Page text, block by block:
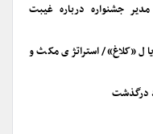
۲۰۲۶؛ توضیحات مدیر جشنواره درباره غیبت
«کلاغ»/ استراتژی مکث و
درگذشت